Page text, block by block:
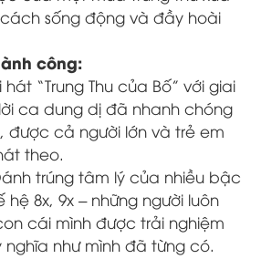
sống động và đầy hoài
công:
hát “Trung Thu của Bố” với giai
ca dung dị đã nhanh chóng
được cả người lớn và trẻ em
theo.
trúng tâm lý của nhiều bậc
hệ 8x, 9x – những người luôn
cái mình được trải nghiệm
nghĩa như mình đã từng có.